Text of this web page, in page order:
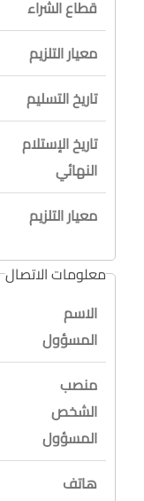
قطاع الشراء
معيار التلزيم
تاريخ التسليم
تاريخ الإستلام
النهائي
معيار التلزيم
معلومات الاتصال
الاسم
المسؤول
منصب
الشخص
المسؤول
هاتف